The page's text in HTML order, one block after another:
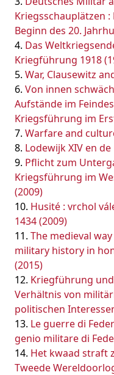
Kriegsschauplätzen
Beginn des 20.
Das
Kriegführung 1918
War, Clausewitz
Von innen
Aufstände im
Kriegsführung im
Warfare and
Lodewijk XIV en
Pflicht zum
Kriegsführung im
(2009)
Husité : vrchol
1434 (2009)
The medieval
military history in
(2015)
Kriegführung
Verhältnis von
politischen
Le guerre di
genio militare di
Het kwaad straft
Tweede